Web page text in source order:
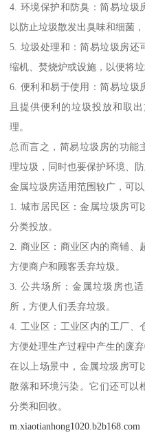
4. 环境保护和防臭：简易垃圾
以防止垃圾散发出臭味和细菌
5. 垃圾处理和：简易垃圾房还
缩机、焚烧炉或设施，以便将垃
6. 便利和易于使用：简易垃圾
且提供便利的垃圾投放和取
理。
总而言之，简易垃圾房的功能
理垃圾，同时也要保护环境、
金属垃圾房适用范围较广，可以
1. 城市居民区：金属垃圾房可
分类投放。
2. 商业区：商业区内的商铺、
方便商户和顾客丢弃垃圾。
3. 公共场所：金属垃圾房也
所，方便人们丢弃垃圾。
4. 工业区：工业区内的工厂、
方便处理生产过程中产生的废弃
在以上场景中，金属垃圾房可
散落和环境污染。它们还可以
分类和回收。
m.xiaotianhong1020.b2b168.com